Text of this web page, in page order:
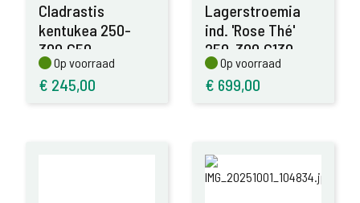
Cladrastis
kentukea 250-
300,C50
Op voorraad
Op voorraad
€ 245,00
Lagerstroemia
ind. 'Rose Thé'
250-300,C130
Op voorraad
Op voorraad
€ 699,00